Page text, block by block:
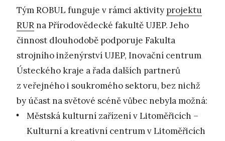
Tým ROBUL funguje v rámci aktivity projektu
RURna Přírodovědecké fakultě UJEP. Jeho
činnost dlouhodobě podporuje Fakulta
strojního inženýrství UJEP, Inovační centrum
Ústeckého kraje a řada dalších partnerů
z veřejného i soukromého sektoru, bez nichž
by účast na světové scéně vůbec nebyla možná:
Městská kulturní zařízení v Litoměřicích –
Kulturní a kreativní centrum v Litoměřicích